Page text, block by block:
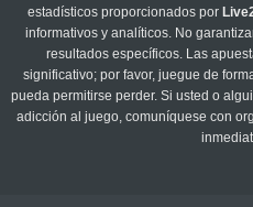
estadísticos proporcionados por
informativos y analíticos. No
resultados específicos. Las
significativo; por favor, juegue de
pueda permitirse perder. Si usted o
adicción al juego, comuníquese con